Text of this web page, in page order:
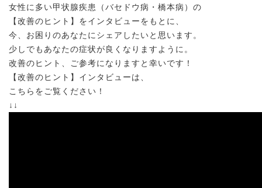
女性に多い甲状腺疾患（バセドウ病・橋本病）の
【改善のヒント】をインタビューをもとに、
今、お困りのあなたにシェアしたいと思います。
少しでもあなたの症状が良くなりますように。
改善のヒント、ご参考になりますと幸いです！
【改善のヒント】インタビューは、
こちらをご覧ください！
↓↓